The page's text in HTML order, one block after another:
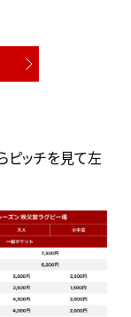
ピッチを見て左